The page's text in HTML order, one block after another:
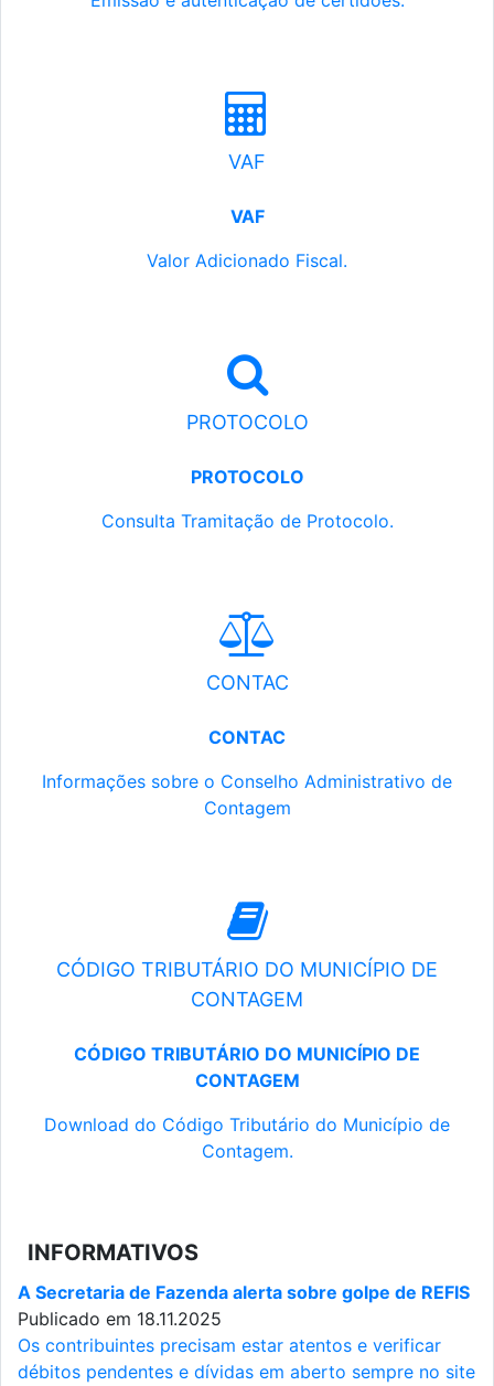
VAF
VAF
Valor Adicionado Fiscal.
PROTOCOLO
PROTOCOLO
Consulta Tramitação de Protocolo.
CONTAC
CONTAC
Informações sobre o Conselho Administrativo de
Contagem
CÓDIGO TRIBUTÁRIO DO MUNICÍPIO DE
CONTAGEM
CÓDIGO TRIBUTÁRIO DO MUNICÍPIO DE
CONTAGEM
Download do Código Tributário do Município de
Contagem.
INFORMATIVOS
A Secretaria de Fazenda alerta sobre golpe de REFIS
Publicado em 18.11.2025
Os contribuintes precisam estar atentos e verificar
débitos pendentes e dívidas em aberto sempre no site